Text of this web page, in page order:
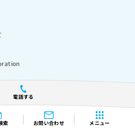
索 お問い合わせ メニュー
電話する